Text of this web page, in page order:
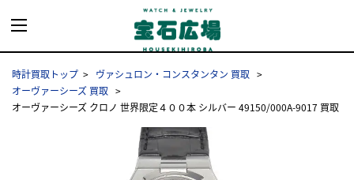
時計買取トップ
ヴァシュロン・コンスタンタン 買取
オーヴァーシーズ 買取
オーヴァーシーズ クロノ 世界限定４００本 シルバー 49150/000A-9017 買取